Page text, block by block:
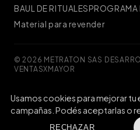
BAUL DE RITUALESPROGRAMA
Material para revender
© 2026 METRATON SAS ·
VENTASXMAYOR
Defensa de las y los
Botón de arrepentimiento
Usamos cookies para mejorar tu
campañas. Podés aceptarlas o
RECHAZAR